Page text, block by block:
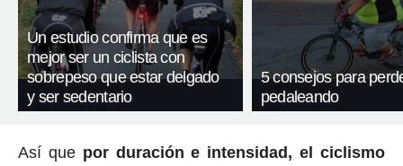
Un estudio confirma que es
mejor ser un ciclista con
sobrepeso que estar delgado
y ser sedentario
5 consejos para
pedaleando
Así que por duración e intensidad, el ciclismo